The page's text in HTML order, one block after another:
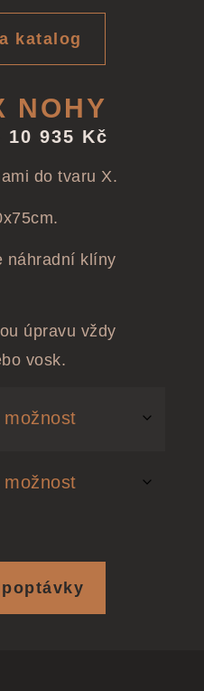
katalog
NOHY
10 935 Kč
do tvaru X.
náhradní klíny
úpravu vždy
vosk.